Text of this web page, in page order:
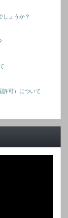
しょうか？
許可）について